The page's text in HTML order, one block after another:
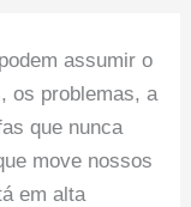
assumir o
os problemas, a
que nunca
move nossos
em alta